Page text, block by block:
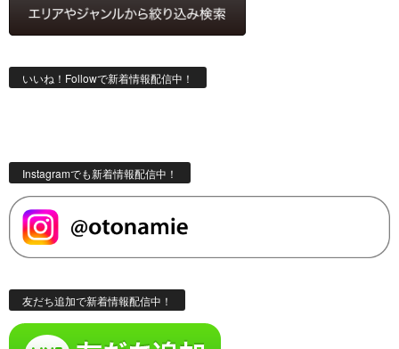
いいね！Followで新着情報配信中！
Instagramでも新着情報配信中！
友だち追加で新着情報配信中！